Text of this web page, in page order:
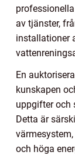
av tjänster,
installationer
En
kunskapen
uppgifter och
Detta är
och höga